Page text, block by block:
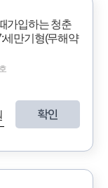
가입하는 청춘
세만기형(무해약
확인